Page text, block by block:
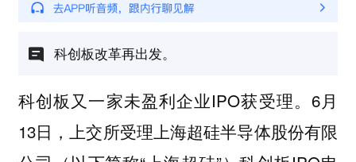
科创板改革再出发。
科创板又一家未盈利企业IPO获受理。6月
13日，上交所受理上海超硅半导体股份有限